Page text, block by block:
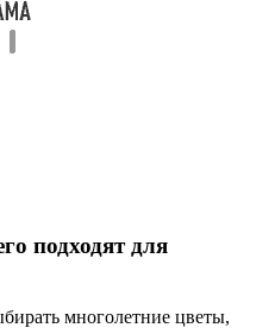
подходят для
многолетние цветы,